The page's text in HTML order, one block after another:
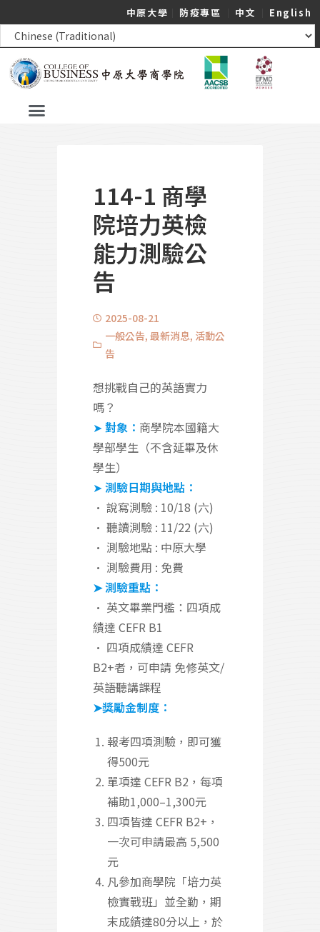
中原大學 防疫專區 中文 English
114-1 商學
院培力英檢
能力測驗公
告
2025-08-21
一般公告, 最新消息, 活動公
告
想挑戰自己的英語實力
嗎？
➤對象： 商學院本國籍大
學部學生（不含延畢及休
學生）
➤測驗日期與地點：
• 說寫測驗 : 10/18 (六)
• 聽讀測驗 : 11/22 (六)
• 測驗地點 : 中原大學
• 測驗費用 : 免費
➤ 測驗重點：
• 英文畢業門檻：四項成
績達 CEFR B1
• 四項成績達 CEFR
B2+者，可申請 免修英文/
英語聽講課程
➤獎勵金制度：
報考四項測驗，即可獲
得500元
單項達 CEFR B2，每項
補助1,000–1,300元
四項皆達 CEFR B2+，
一次可申請最高 5,500
元
凡參加商學院「培力英
檢實戰班」並全勤，期
末成績達80分以上，於